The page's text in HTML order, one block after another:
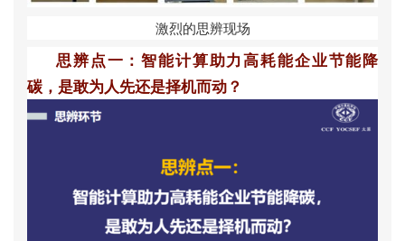
激烈的思辨现场
思辨点一 ：智能计算助力高耗能企业节能降
碳 ， 是敢为人先还是择机而动？